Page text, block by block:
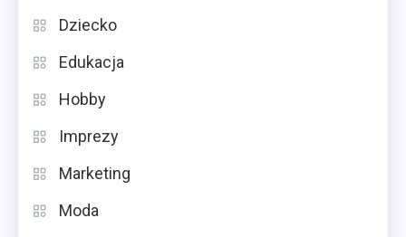
Dziecko
Edukacja
Hobby
Imprezy
Marketing
Moda